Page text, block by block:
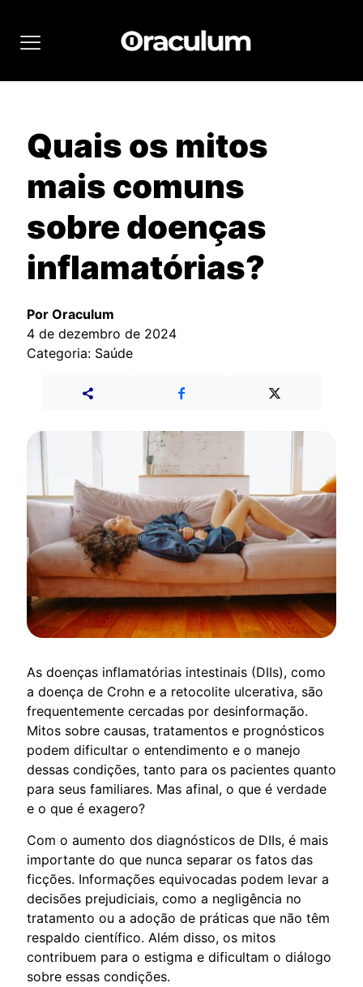
Quais os mitos
mais comuns
sobre doenças
inflamatórias?
Por Oraculum
4 de dezembro de 2024
Categoria: Saúde
As doenças inflamatórias intestinais (DIIs), como
a doença de Crohn e a retocolite ulcerativa, são
frequentemente cercadas por desinformação.
Mitos sobre causas, tratamentos e prognósticos
podem dificultar o entendimento e o manejo
dessas condições, tanto para os pacientes quanto
para seus familiares. Mas afinal, o que é verdade
e o que é exagero?
Com o aumento dos diagnósticos de DIIs, é mais
importante do que nunca separar os fatos das
ficções. Informações equivocadas podem levar a
decisões prejudiciais, como a negligência no
tratamento ou a adoção de práticas que não têm
respaldo científico. Além disso, os mitos
contribuem para o estigma e dificultam o diálogo
sobre essas condições.